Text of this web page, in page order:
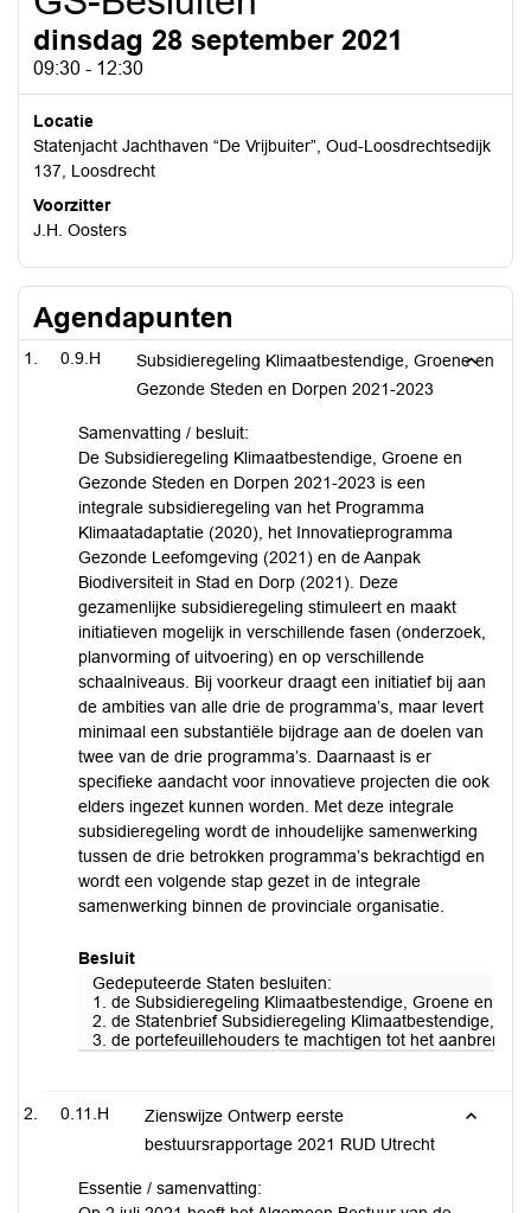
dinsdag 28 september 2021
09:30 - 12:30
Locatie
Statenjacht Jachthaven “De Vrijbuiter”, Oud-Loosdrechtsedijk
137, Loosdrecht
Voorzitter
J.H. Oosters
Agendapunten
0.9.H
Subsidieregeling Klimaatbestendige, Groene en
Gezonde Steden en Dorpen 2021-2023
Samenvatting / besluit:
De Subsidieregeling Klimaatbestendige, Groene en
Gezonde Steden en Dorpen 2021-2023 is een
integrale subsidieregeling van het Programma
Klimaatadaptatie (2020), het Innovatieprogramma
Gezonde Leefomgeving (2021) en de Aanpak
Biodiversiteit in Stad en Dorp (2021). Deze
gezamenlijke subsidieregeling stimuleert en maakt
initiatieven mogelijk in verschillende fasen (onderzoek,
planvorming of uitvoering) en op verschillende
schaalniveaus. Bij voorkeur draagt een initiatief bij aan
de ambities van alle drie de programma’s, maar levert
minimaal een substantiële bijdrage aan de doelen van
twee van de drie programma’s. Daarnaast is er
specifieke aandacht voor innovatieve projecten die ook
elders ingezet kunnen worden. Met deze integrale
subsidieregeling wordt de inhoudelijke samenwerking
tussen de drie betrokken programma’s bekrachtigd en
wordt een volgende stap gezet in de integrale
samenwerking binnen de provinciale organisatie.
Besluit
Gedeputeerde Staten besluiten:
1. de Subsidieregeling Klimaatbestendige, Groene en
2. de Statenbrief Subsidieregeling Klimaatbestendige,
3. de portefeuillehouders te machtigen tot het
0.11.H
Zienswijze Ontwerp eerste
bestuursrapportage 2021 RUD Utrecht
Essentie / samenvatting: